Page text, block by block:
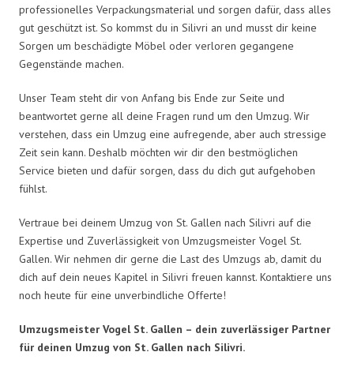
professionelles Verpackungsmaterial und sorgen dafür, dass alles
gut geschützt ist. So kommst du in Silivri an und musst dir keine
Sorgen um beschädigte Möbel oder verloren gegangene
Gegenstände machen.
Unser Team steht dir von Anfang bis Ende zur Seite und
beantwortet gerne all deine Fragen rund um den Umzug. Wir
verstehen, dass ein Umzug eine aufregende, aber auch stressige
Zeit sein kann. Deshalb möchten wir dir den bestmöglichen
Service bieten und dafür sorgen, dass du dich gut aufgehoben
fühlst.
Vertraue bei deinem Umzug von St. Gallen nach Silivri auf die
Expertise und Zuverlässigkeit von Umzugsmeister Vogel St.
Gallen. Wir nehmen dir gerne die Last des Umzugs ab, damit du
dich auf dein neues Kapitel in Silivri freuen kannst. Kontaktiere uns
noch heute für eine unverbindliche Offerte!
Umzugsmeister Vogel St. Gallen – dein zuverlässiger Partner
für deinen Umzug von St. Gallen nach Silivri.